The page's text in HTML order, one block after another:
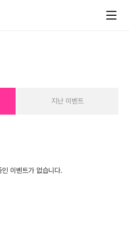
지난 이벤트
인 이벤트가 없습니다.